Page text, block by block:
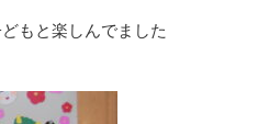
もと楽しんでました